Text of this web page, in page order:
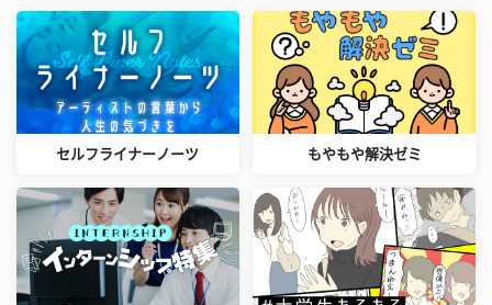
セルフライナーノーツ もやもや解決ゼミ